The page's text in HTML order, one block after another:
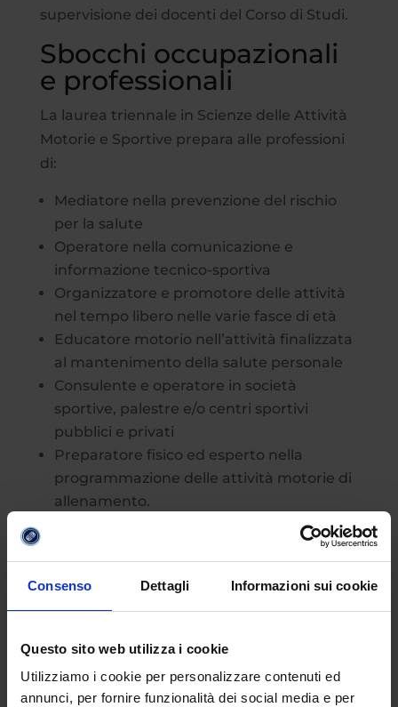
Consenso Dettagli Informazioni sui cookie
Questo sito web utilizza i cookie
Utilizziamo i cookie per personalizzare contenuti ed
annunci, per fornire funzionalità dei social media e per
supervisione dei docenti del Corso di Studi.
Sbocchi occupazionali
e professionali
La laurea triennale in Scienze delle Attività
Motorie e Sportive prepara alle professioni
di:
Mediatore nella prevenzione del rischio
per la salute
Operatore nella comunicazione e
informazione tecnico-sportiva
Organizzatore e promotore delle attività
nel tempo libero nelle varie fasce di età
Educatore motorio nell’attività finalizzata
al mantenimento della salute personale
Consulente e operatore in società
sportive, palestre e/o centri sportivi
pubblici e privati
Preparatore fisico ed esperto nella
programmazione delle attività motorie di
allenamento.
Per visionare il programma di studi
delle dell’Attività Motorie e Sportive –
Indirizzo Base (L-22)clicca qui. Per avere
maggiori informazioni e ottenere una